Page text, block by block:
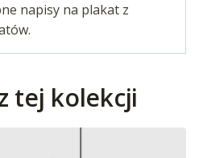
napisy na plakat z
tej kolekcji